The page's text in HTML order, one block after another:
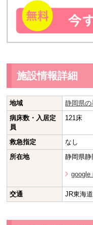
施設情報詳細
地域
静岡県の
病床数・入居定
員
121床
救急指定
なし
所在地
静岡県静
google
交通 JR東海